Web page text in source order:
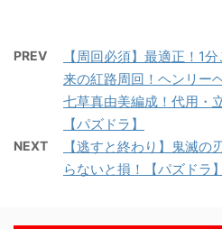
PREV
【周回必須】最適正！1
来の紅路周回！ヘンリー
七草真由美編成！代用・
【パズドラ】
NEXT
【逃すと終わり】鬼滅
らないと損！【パズドラ】